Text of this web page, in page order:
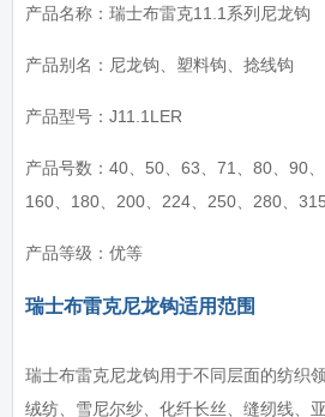
产品名称：瑞士布雷克11.1系列尼龙钩
产品别名：尼龙钩、塑料钩、捻线钩
产品型号：J11.1LER
产品号数：40、50、63、71、80、90
160、180、200、224、250、280、
产品等级：优等
瑞士布雷克尼龙钩适用范围
瑞士布雷克尼龙钩用于不同层面的纺织
绒纺、雪尼尔纱、化纤长丝、缝纫线、